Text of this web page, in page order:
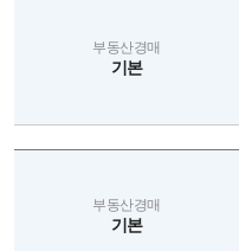
부동산경매
기본
부동산경매
기본